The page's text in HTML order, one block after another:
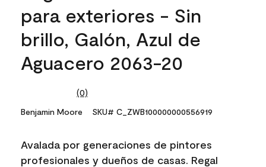
para exteriores - Sin
brillo, Galón, Azul de
Aguacero 2063-20
No
value.
link.
(0)
Benjamin Moore SKU# C_ZWB100000000556919
Avalada por generaciones de pintores
profesionales y dueños de casas. Regal